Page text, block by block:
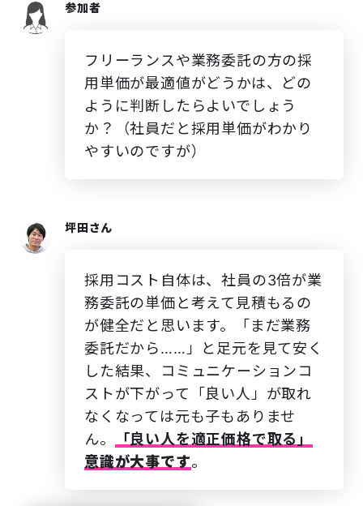
参加者
フリーランスや業務委託の方の採
用単価が最適値がどうかは、どの
ように判断したらよいでしょう
か？（社員だと採用単価がわかり
やすいのですが）
坪田さん
採用コスト自体は、社員の3倍が業
務委託の単価と考えて見積もるの
が健全だと思います。「まだ業務
委託だから……」と足元を見て安く
した結果、コミュニケーションコ
ストが下がって「良い人」が取れ
なくなっては元も子もありませ
ん。
「良い人を適正価格で取る」
意識が大事です。